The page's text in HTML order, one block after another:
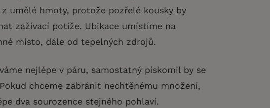
umělé hmoty, protože pozřelé kousky by
zažívací potíže. Ubikace umístíme na
místo, dále od tepelných zdrojů.
nejlépe v páru, samostatný pískomil by se
chceme zabránit nechtěnému množení,
dva sourozence stejného pohlaví.